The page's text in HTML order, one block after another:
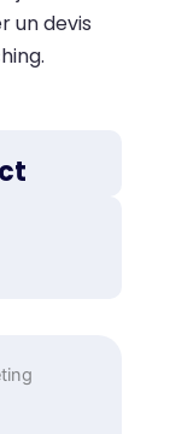
un devis